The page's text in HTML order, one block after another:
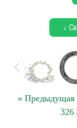
↓
« Предыдущая
326